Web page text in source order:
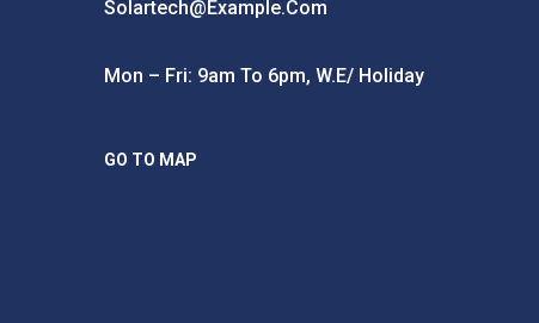
Solartech@example.com
Mon – Fri: 9am To 6pm, W.e/ Holiday
GO TO MAP